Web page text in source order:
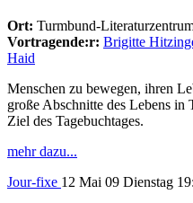
Ort: Turmbund-
Vortragende:r: Brigitte
Haid
Menschen zu bewegen, ihren
große Abschnitte des Lebens in
Ziel des Tagebuchtages.
mehr dazu...
Jour-fixe 12 Mai 09 Dienstag